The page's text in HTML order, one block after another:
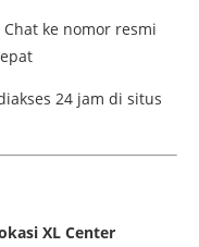
Chat ke nomor resmi
24 jam di situs
XL Center